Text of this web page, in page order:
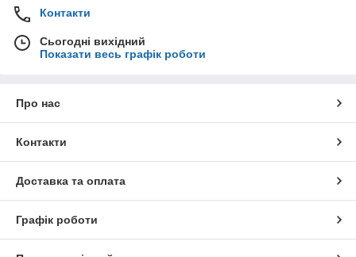
Контакти
Сьогодні вихідний
Показати весь графік роботи
Про нас
Контакти
Доставка та оплата
Графік роботи